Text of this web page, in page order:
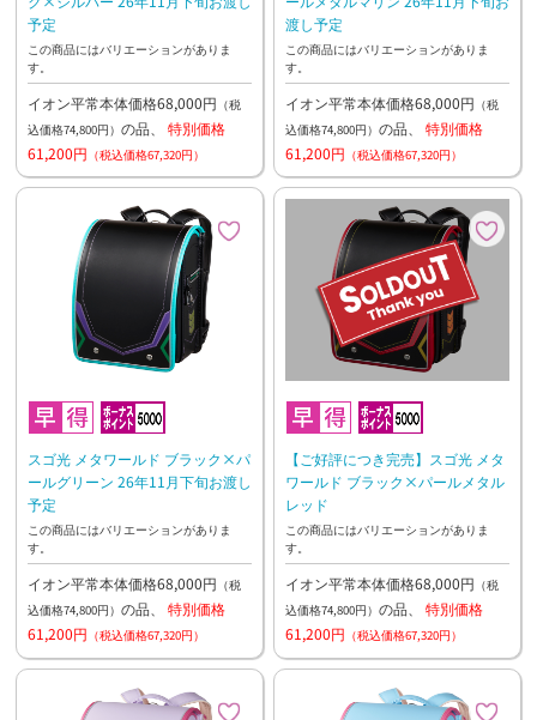
予定
この商品にはバリエーションがありま
す。
イオン平常本体価格68,000円 （税
込価格74,800円） の品、 特別価格
61,200円 （税込価格67,320円）
渡し予定
この商品にはバリエーションがありま
す。
イオン平常本体価格68,000円 （税
込価格74,800円） の品、 特別価格
61,200円 （税込価格67,320円）
スゴ光 メタワールド ブラック×パ
ールグリーン 26年11月下旬お渡し
予定
この商品にはバリエーションがありま
す。
イオン平常本体価格68,000円 （税
込価格74,800円） の品、 特別価格
61,200円 （税込価格67,320円）
【ご好評につき完売】スゴ光 メタ
ワールド ブラック×パールメタル
レッド
この商品にはバリエーションがありま
す。
イオン平常本体価格68,000円 （税
込価格74,800円） の品、 特別価格
61,200円 （税込価格67,320円）